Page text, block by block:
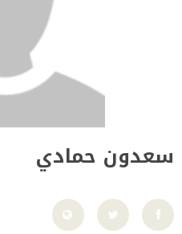
سعدون حمادي